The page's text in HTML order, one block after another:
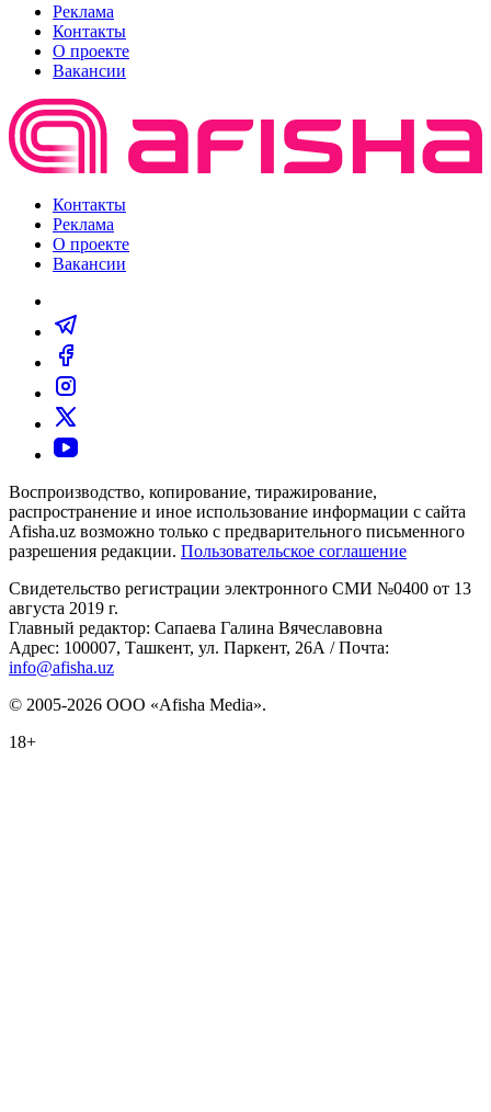
Реклама
Контакты
О проекте
Вакансии
Контакты
Реклама
О проекте
Вакансии
Воспроизводство, копирование, тиражирование,
распространение и иное использование информации с сайта
Afisha.uz возможно только с предварительного письменного
разрешения редакции. Пользовательское соглашение
Свидетельство регистрации электронного СМИ №0400 от 13
августа 2019 г.
Главный редактор: Сапаева Галина Вячеславовна
Адрес: 100007, Ташкент, ул. Паркент, 26А / Почта:
info@afisha.uz
© 2005-2026 ООО «Afisha Media».
18+